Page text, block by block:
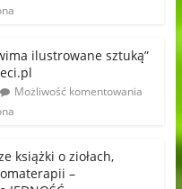
ilustrowane sztuką”
Możliwość komentowania
książki o ziołach,
–